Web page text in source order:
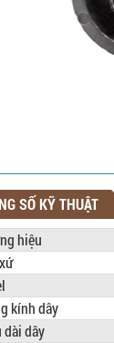
SỐ KỸ THUẬT
hiệu
kính dây
dài dây